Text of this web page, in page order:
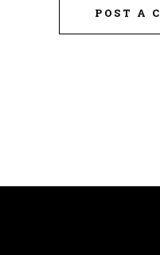
POST A